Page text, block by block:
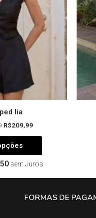
lia
R$209,99
opções
podem
ser
escolhidas
do
produto
sem Juros
FORMAS DE